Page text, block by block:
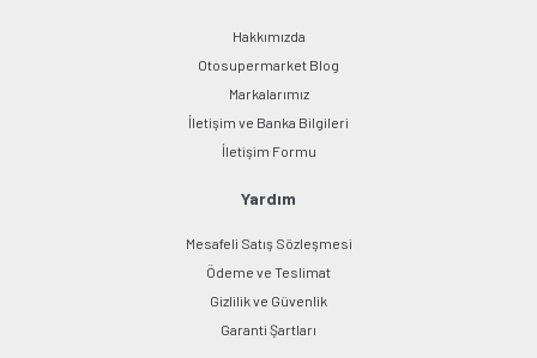
Gönder
Hakkımızda
Otosupermarket Blog
Markalarımız
İletişim ve Banka Bilgileri
İletişim Formu
Yardım
Mesafeli Satış Sözleşmesi
Ödeme ve Teslimat
Gizlilik ve Güvenlik
Garanti Şartları